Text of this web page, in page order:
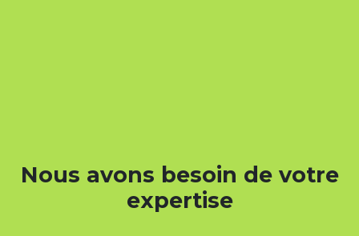
Nous avons besoin de votre
expertise